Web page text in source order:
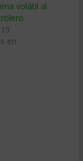
volátil al
en